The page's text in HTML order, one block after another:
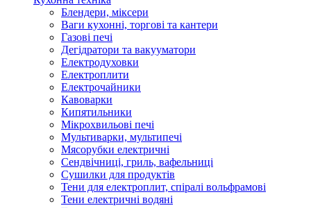
Блендери, міксери
Ваги кухонні, торгові та кантери
Газові печі
Дегідратори та вакууматори
Електродуховки
Електроплити
Електрочайники
Кавоварки
Кипятильники
Мікрохвильові печі
Мультиварки, мультипечі
Мясорубки електричні
Сендвічниці, гриль, вафельниці
Сушилки для продуктів
Тени для електроплит, спіралі вольфрамові
Тени електричні водяні